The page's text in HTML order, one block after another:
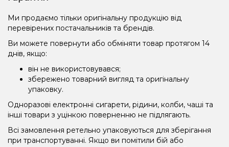
Ми продаємо тільки оригінальну продукцію від
перевірених постачальників та брендів.
Ви можете повернути або обміняти товар протягом 14
днів, якщо:
він не використовувався;
збережено товарний вигляд та оригінальну
упаковку.
Одноразові електронні сигарети, рідини, колби, чаші та
інші товари з уцінкою поверненню не підлягають.
Всі замовлення ретельно упаковуються для зберігання
при транспортуванні. Якщо ви помітили бій або